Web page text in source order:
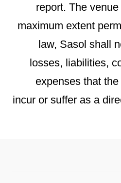
report. The
maximum extent
law, Sasol shall
losses, liabilities,
expenses that
incur or suffer as a